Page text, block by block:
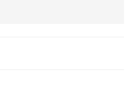
2)
link)